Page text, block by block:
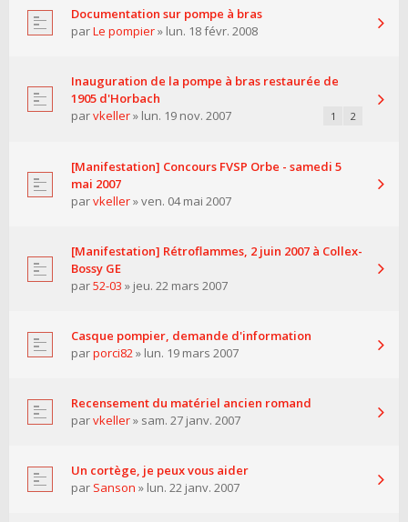
Documentation sur pompe à bras
parLe pompier» lun. 18 févr. 2008
Inauguration de la pompe à bras restaurée de
1905 d'Horbach
parvkeller» lun. 19 nov. 2007 1 2
[Manifestation] Concours FVSP Orbe - samedi 5
mai 2007
parvkeller» ven. 04 mai 2007
[Manifestation] Rétroflammes, 2 juin 2007 à Collex-
Bossy GE
par52-03 » jeu. 22 mars 2007
Casque pompier, demande d'information
parporci82» lun. 19 mars 2007
Recensement du matériel ancien romand
parvkeller» sam. 27 janv. 2007
Un cortège, je peux vous aider
par Sanson » lun. 22 janv. 2007